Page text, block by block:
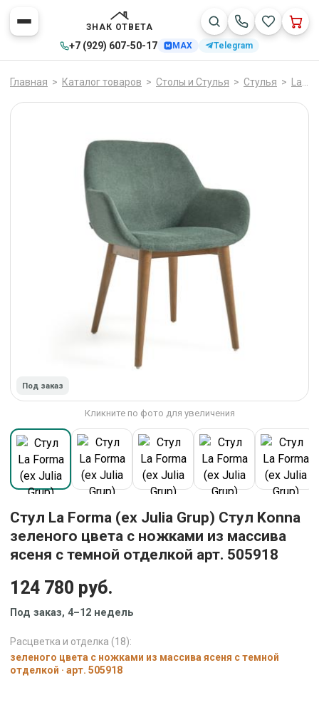
ЗНАК ОТВЕТА
+7 (929) 607-50-17 MAX Telegram
Главная > Каталог товаров > Столы и Стулья > Стулья > La Forma (ех Julia Grup)
Под заказ
Кликните по фото для увеличения
Стул La Forma (ех Julia Grup) Стул Konna
зеленого цвета с ножками из массива
ясеня с темной отделкой арт. 505918
124 780 руб.
Под заказ, 4–12 недель
Расцветка и отделка (18):
зеленого цвета с ножками из массива ясеня с темной
отделкой · арт. 505918